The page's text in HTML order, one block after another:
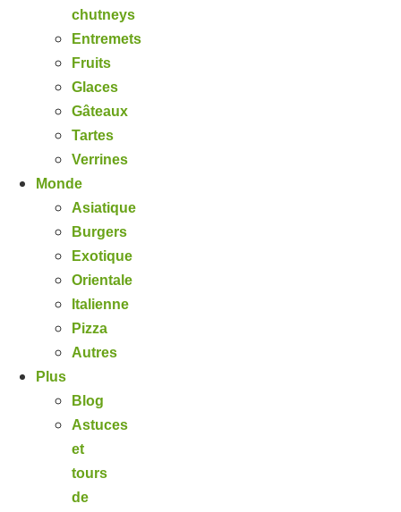
chutneys
Entremets
Fruits
Glaces
Gâteaux
Tartes
Verrines
Monde
Asiatique
Burgers
Exotique
Orientale
Italienne
Pizza
Autres
Plus
Blog
Astuces
et
tours
de